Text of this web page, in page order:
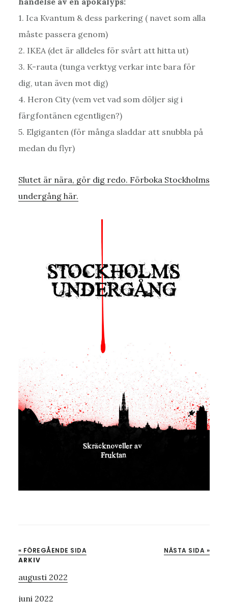
1. Ica Kvantum & dess parkering ( navet som alla
måste passera genom)
2. IKEA (det är alldeles för svårt att hitta ut)
3. K-rauta (tunga verktyg verkar inte bara för
dig, utan även mot dig)
4. Heron City (vem vet vad som döljer sig i
färgfontänen egentligen?)
5. Elgiganten (för många sladdar att snubbla på
medan du flyr)
Slutet är nära, gör dig redo. Förboka Stockholms
undergång här.
« FÖREGÅENDE SIDA NÄSTA SIDA »
Primärt
sidofält
ARKIV
augusti 2022
juni 2022